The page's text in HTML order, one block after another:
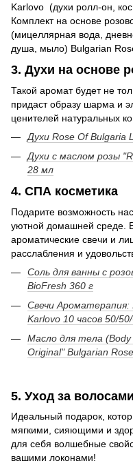
Karlovo (духи ролл-он,
Комплект на основе
(мицеллярная вода,
душа, мыло) Bulgarian
3. Духи на основе
Такой аромат будет не
придаст образу шарма и
ценителей натуральных
Духи Rose Of Bulgaria
Духи с маслом розы
28 мл
4. СПА косметика
Подарите возможность
уютной домашней среде.
ароматические свечи и
расслабления и
Соль для ванны с
BioFresh 360 г
Свечи
Karlovo 10 часов 50/
Масло для тела
Original" Bulgarian
5. Уход за волосами
Идеальный подарок,
мягкими, сияющими и
для себя волшебные
вашими локонами!